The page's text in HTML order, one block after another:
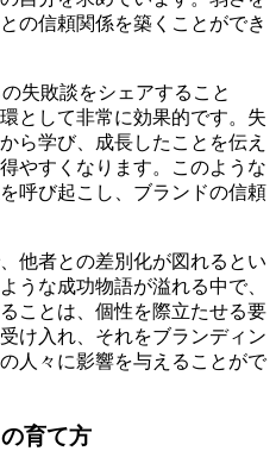
の信頼関係を築くことができ
失敗談をシェアすること
として非常に効果的です。失
ら学び、成長したことを伝え
やすくなります。このような
呼び起こし、ブランドの信頼
他者との差別化が図れるとい
うな成功物語が溢れる中で、
ことは、個性を際立たせる要
け入れ、それをブランディン
人々に影響を与えることがで
育て方